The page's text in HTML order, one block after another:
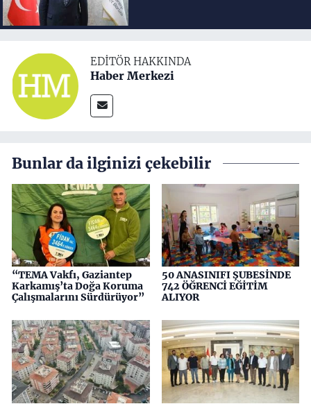
EDITÖR HAKKINDA
Haber Merkezi
Bunlar da ilginizi çekebilir
“TEMA Vakfı, Gaziantep
Karkamış’ta Doğa Koruma
Çalışmalarını Sürdürüyor”
50 ANASINIFI ŞUBESİNDE
742 ÖĞRENCİ EĞİTİM
ALIYOR